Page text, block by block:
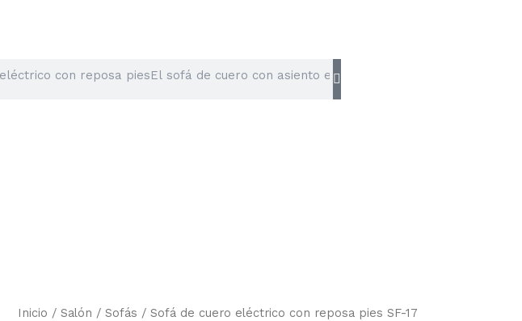
Inicio / Salón / Sofás / Sofá de cuero eléctrico con reposa pies SF-17
Sofá